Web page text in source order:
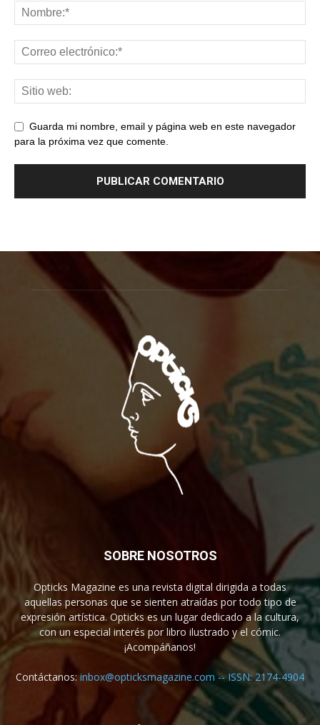
Guarda mi nombre, email y página web en este navegador
para la próxima vez que comente.
SOBRE NOSOTROS
Opticks Magazine es una revista digital dirigida a todas
aquellas personas que se sienten atraídas por todo tipo de
expresión artística. Opticks es un lugar dedicado a la cultura,
con un especial interés por libro ilustrado y el cómic.
¡Acompáñanos!
Contáctanos:inbox@opticksmagazine.com -- ISSN: 2174-4904